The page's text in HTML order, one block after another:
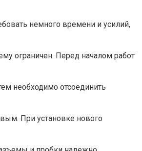
немного времени и усилий,
ограничен. Перед началом работ
необходимо отсоединить
При установке нового